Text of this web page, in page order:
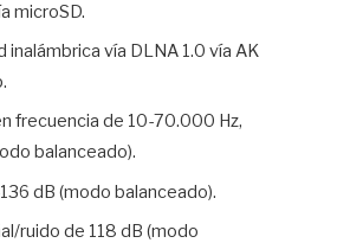
microSD.
inalámbrica vía DLNA 1.0 vía AK
frecuencia de 10-70.000 Hz,
balanceado).
dB (modo balanceado).
ruido de 118 dB (modo